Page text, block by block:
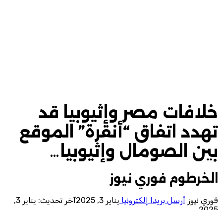
خلافات مصر وإثيوبيا قد
تهدد اتفاق “أنقرة” الموقع
بين الصومال وإثيوبيا…
الخرطوم فوري نيوز
فوري نيوز أرسل بريدا إلكترونيا يناير 3, 2025
آخر تحديث: يناير 3,